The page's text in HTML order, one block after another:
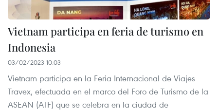
Vietnam participa en feria de turismo en
Indonesia
03/02/2023 10:03
Vietnam participa en la Feria Internacional de Viajes
Travex, efectuada en el marco del Foro de Turismo de la
ASEAN (ATF) que se celebra en la ciudad de